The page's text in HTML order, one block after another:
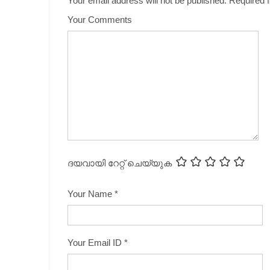
Your Comments
ദയവായി റേറ്റ് ചെയ്യുക
Your Name *
Your Email ID *